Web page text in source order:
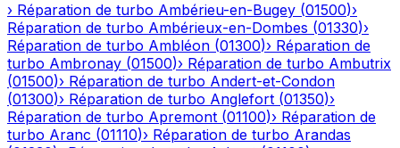
› Réparation de turbo Ambérieu-en-Bugey (01500)›
Réparation de turbo Ambérieux-en-Dombes (01330)›
Réparation de turbo Ambléon (01300)› Réparation de
turbo Ambronay (01500)› Réparation de turbo Ambutrix
(01500)› Réparation de turbo Andert-et-Condon
(01300)› Réparation de turbo Anglefort (01350)›
Réparation de turbo Apremont (01100)› Réparation de
turbo Aranc (01110)› Réparation de turbo Arandas